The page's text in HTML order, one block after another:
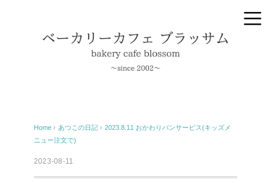
Home › あつこの日記 › 2023.8.11 おかわりパンサービス(キッズメ
ニュー注文で)
2023-08-11